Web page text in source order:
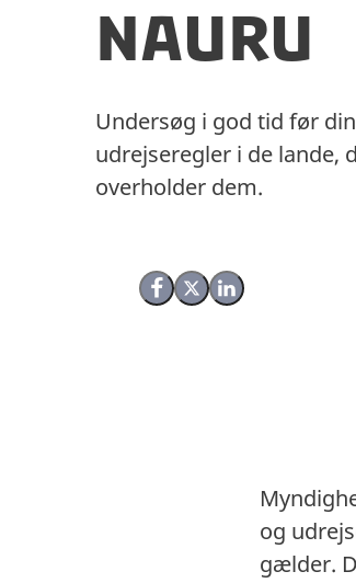
Nauru
Del på Facebook
Del på X (Twitter)
Del på LinkedIn
Undersøg i god tid før
udrejseregler i de lande,
overholder dem.
og
gælder.